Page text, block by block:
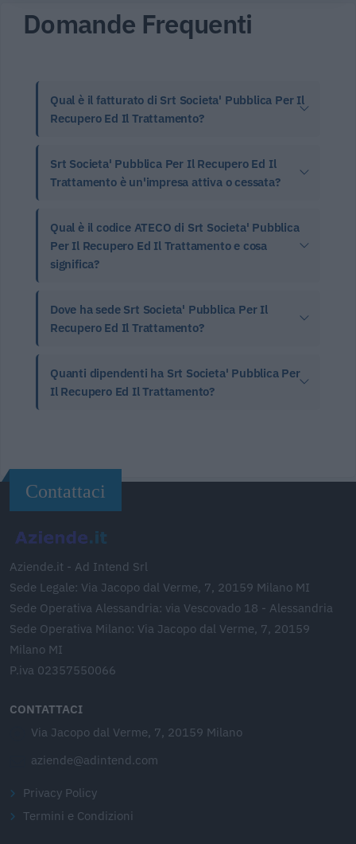
Domande Frequenti
Qual è il fatturato di Srt Societa' Pubblica Per Il
Recupero Ed Il Trattamento?
Srt Societa' Pubblica Per Il Recupero Ed Il
Trattamento è un'impresa attiva o cessata?
Qual è il codice ATECO di Srt Societa' Pubblica
Per Il Recupero Ed Il Trattamento e cosa
significa?
Dove ha sede Srt Societa' Pubblica Per Il
Recupero Ed Il Trattamento?
Quanti dipendenti ha Srt Societa' Pubblica Per
Il Recupero Ed Il Trattamento?
Contattaci
Aziende.it - Ad Intend Srl
Sede Legale: Via Jacopo dal Verme, 7, 20159 Milano MI
Sede Operativa Alessandria: via Vescovado 18 - Alessandria
Sede Operativa Milano: Via Jacopo dal Verme, 7, 20159
Milano MI
P.iva 02357550066
CONTATTACI
Via Jacopo dal Verme, 7, 20159 Milano
aziende@adintend.com
Privacy Policy
Termini e Condizioni